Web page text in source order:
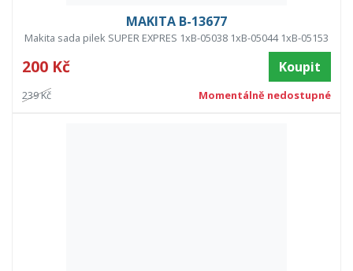
MAKITA B-13677
Makita sada pilek SUPER EXPRES 1xB-05038 1xB-05044 1xB-05153
200 Kč Koupit
239 Kč Momentálně nedostupné